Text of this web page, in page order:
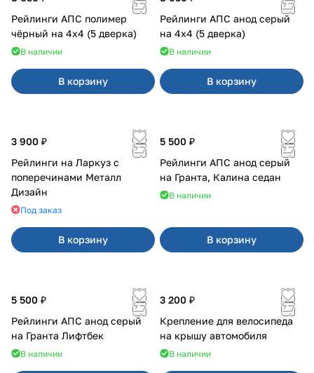
Рейлинги АПС полимер
чёрный на 4х4 (5 дверка)
В наличии
В корзину
Рейлинги АПС анод серый
на 4х4 (5 дверка)
В наличии
В корзину
3 900 ₽
Рейлинги на Ларкуз с
поперечинами Металл
Дизайн
Под заказ
В корзину
5 500 ₽
Рейлинги АПС анод серый
на Гранта, Калина седан
В наличии
В корзину
5 500 ₽
Рейлинги АПС анод серый
на Гранта Лифтбек
В наличии
3 200 ₽
Крепление для велосипеда
на крышу автомобиля
В наличии